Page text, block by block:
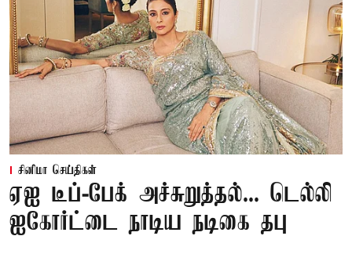
சினிமா செய்திகள்
ஏஐ டீப்-பேக் அச்சுறுத்தல்... டெல்லி
ஐகோர்ட்டை நாடிய நடிகை தபு